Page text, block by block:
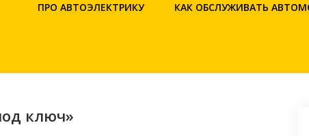
ПРО АВТОЭЛЕКТРИКУ КАК ОБСЛУЖИВАТЬ
ключ»